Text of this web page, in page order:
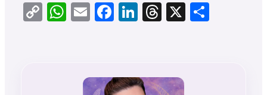
CopyWhatsApp
EmailFacebook
LinkedIn
Threads
X Teilen